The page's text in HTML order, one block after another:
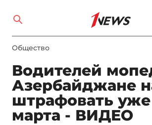
Общество
Водителей
Азербайджане
штрафовать уже
марта - ВИДЕО